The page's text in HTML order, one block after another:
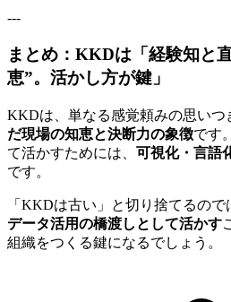
---
まとめ：KKDは「経験知と
恵”。活かし方が鍵」
KKDは、単なる感覚頼みの思いつ
だ現場の知恵と決断力の象徴です
て活かすためには、 可視化・言語
です。
「KKDは古い」と切り捨てるので
データ活用の橋渡しとして活かす
組織をつくる鍵になるでしょう。